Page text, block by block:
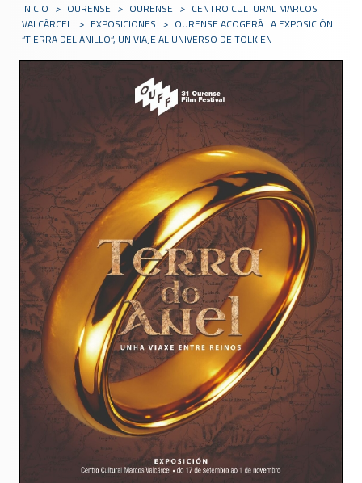
INICIO > OURENSE > OURENSE > CENTRO CULTURAL MARCOS
VALCÁRCEL > EXPOSICIONES > OURENSE ACOGERÁ LA EXPOSICIÓN
“TIERRA DEL ANILLO”, UN VIAJE AL UNIVERSO DE TOLKIEN